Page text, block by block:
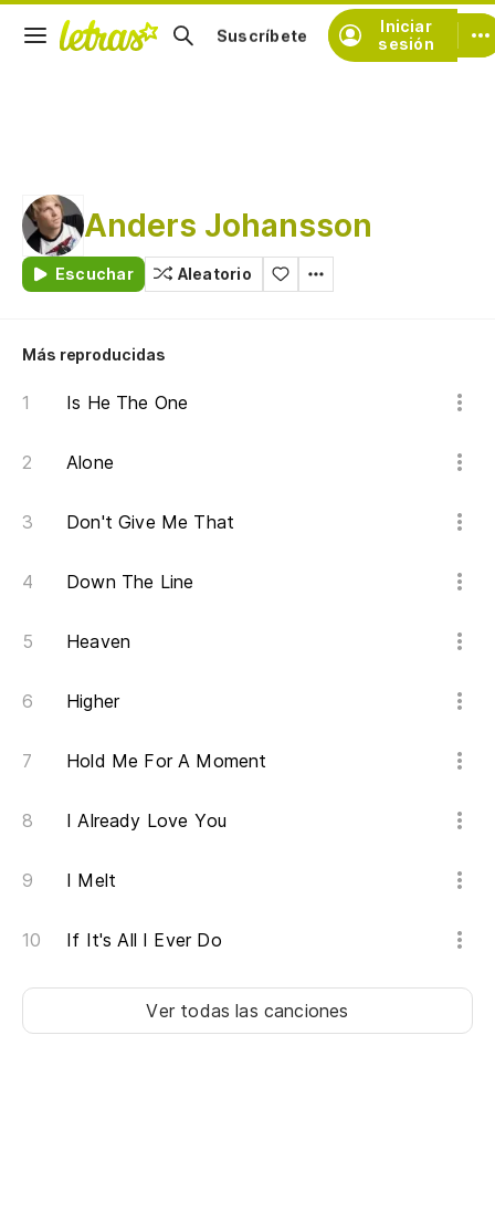
Iniciar
sesión
Suscríbete
Anders Johansson
Escuchar Aleatorio
Más reproducidas
Is He The One
Alone
Don't Give Me That
Down The Line
Heaven
Higher
Hold Me For A Moment
I Already Love You
I Melt
If It's All I Ever Do
Ver todas las canciones